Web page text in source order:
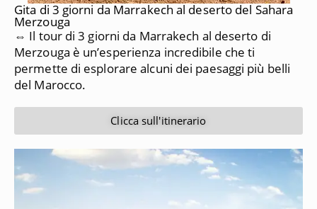
Gita di 3 giorni da Marrakech al deserto del Sahara
Merzouga
⇔ Il tour di 3 giorni da Marrakech al deserto di
Merzouga è un’esperienza incredibile che ti
permette di esplorare alcuni dei paesaggi più belli
del Marocco.
Clicca sull'itinerario